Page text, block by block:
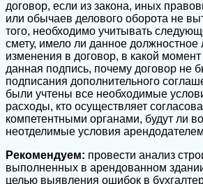
договор, если из закона, иных
или обычаев делового оборота не
того, необходимо учитывать
смету, имело ли данное должностное
изменения в договор, в какой
данная подпись, почему договор не
подписания дополнительного
были учтены все необходимые
расходы, кто осуществляет
компетентными органами, будут ли
неотделимые условия
Рекомендуем: провести анализ
выполненных в арендованном
целью выявления ошибок в